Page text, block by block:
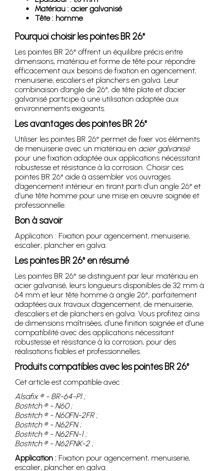
Matériau : acier galvanisé
Tête : homme
Pourquoi choisir les pointes BR 26°
Les pointes BR 26° offrent un équilibre précis entre
dimensions, matériau et forme de tête pour répondre
efficacement aux besoins de fixation en agencement,
menuiserie, escaliers et planchers en galva. Leur
combinaison d’angle de 26°, de tête plate et d’acier
galvanisé participe à une utilisation adaptée aux
environnements exigeants.
Les avantages des pointes BR 26°
Utiliser les pointes BR 26° permet de fixer vos éléments
de menuiserie avec un matériau en acier galvanisé
pour une fixation adaptée aux applications nécessitant
robustesse et résistance à la corrosion. Choisir ces
pointes BR 26° aide à assembler vos ouvrages
d’agencement intérieur en tirant parti d’un angle 26° et
d’une tête homme pour une mise en œuvre soignée et
professionnelle.
Bon à savoir
Application : Fixation pour agencement, menuiserie,
escalier, plancher en galva.
Les pointes BR 26° en résumé
Les pointes BR 26° se distinguent par leur matériau en
acier galvanisé, leurs longueurs disponibles de 32 mm à
64 mm et leur tête homme à angle 26°, parfaitement
adaptées aux travaux d’agencement, de menuiserie,
d’escaliers et de planchers en galva. Vous profitez ainsi
de dimensions maîtrisées, d’une finition soignée et d’une
compatibilité avec des applications nécessitant
robustesse et résistance à la corrosion, pour des
réalisations fiables et professionnelles.
Produits compatibles avec les pointes BR 26°
Cet article est compatible avec :
Alsafix ® - BR-64-P1 ;
Bostitch ® - N60 ;
Bostitch ® - N60FN-2FR ;
Bostitch ® - N62FN ;
Bostitch ® - N62FN-1 ;
Bostitch ® - N62FNK-2 ;
Application : Fixation pour agencement, menuiserie,
escalier, plancher en galva.